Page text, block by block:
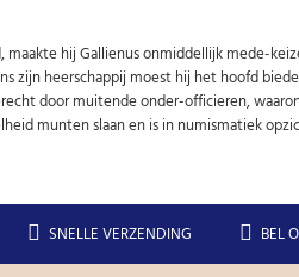
maakte hij Gallienus onmiddellijk mede-
zijn heerschappij moest hij het hoofd
door muitende onder-officieren,
munten slaan en is in numismatiek
SNELLE VERZENDING BEL